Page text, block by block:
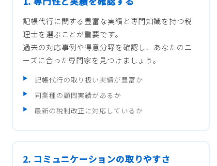
記帳代行に関する豊富な実績と専門知識を持つ税
理士を選ぶことが重要です。
過去の対応事例や得意分野を確認し、あなたのニ
ーズに合った専門家を見つけましょう。
記帳代行の取り扱い実績が豊富か
同業種の顧問実績があるか
最新の税制改正に対応しているか
2. コミュニケーションの取りやすさ